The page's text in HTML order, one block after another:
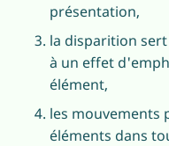
présentation,
la disparition
à un effet
élément,
les mouvements
éléments dans